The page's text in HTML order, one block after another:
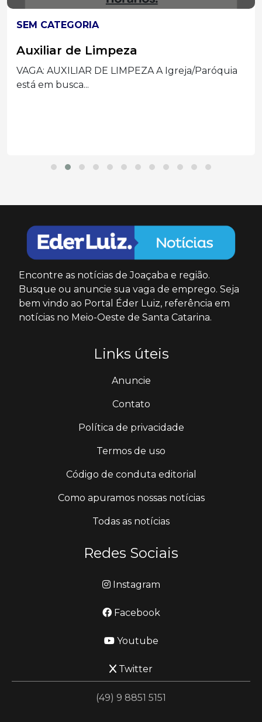
SEM CATEGORIA
Auxiliar de Limpeza
VAGA: AUXILIAR DE LIMPEZA A Igreja/Paróquia
está em busca...
Encontre as notícias de Joaçaba e região.
Busque ou anuncie sua vaga de emprego. Seja
bem vindo ao Portal Éder Luiz, referência em
notícias no Meio-Oeste de Santa Catarina.
Links úteis
Anuncie
Contato
Política de privacidade
Termos de uso
Código de conduta editorial
Como apuramos nossas notícias
Todas as notícias
Redes Sociais
Instagram
Facebook
Youtube
Twitter
(49) 9 8851 5151